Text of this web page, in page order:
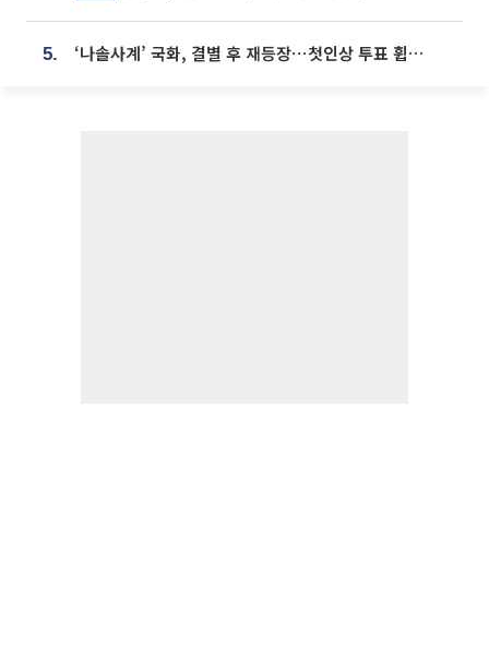
5. ‘나솔사계’ 국화, 결별 후 재등장⋯첫인상 투표 휩쓸고 ‘인기녀’ 등극